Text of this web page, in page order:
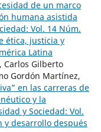
de un marco
humana asistida
Vol. 14 Núm.
ética, justicia y
Latina
Carlos Gilberto
Gordón Martínez,
en las carreras de
y la
y Sociedad: Vol.
y desarrollo después